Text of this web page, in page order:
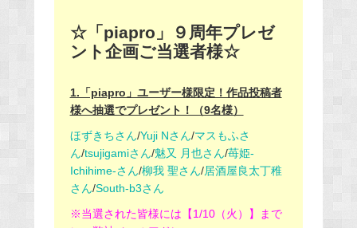
☆「piapro」９周年プレゼ
ント企画ご当選者様☆
1.「piapro」ユーザー様限定！作品投稿者
様へ抽選でプレゼント！（9名様）
ほずきちさん/Yuji Nさん/マスもふさ
ん/tsujigamiさん/魅又 月也さん/苺姫-
Ichihime-さん/柳我 聖さん/居酒屋良太丁稚
さん/South-b3さん
※当選された皆様には【1/10（火）】まで